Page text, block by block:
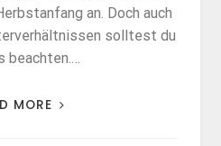
an. Doch auch
solltest du
beachten.…
MORE